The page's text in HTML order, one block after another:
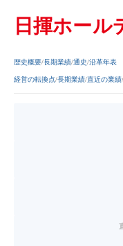
日揮ホール
歴史概要 長期業績 通史 沿革年表
経営の転換点 長期業績 直近の業績